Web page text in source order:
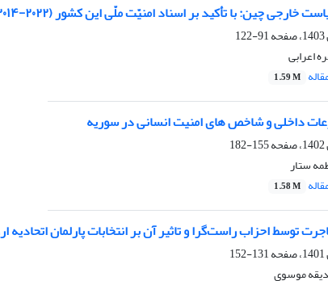
چین: با تأکید بر اسناد امنیّت ملّی این کشور (۲۰۲۲-۲۰۱۴)
91-122
اعرابی
1.59 M
داخلی و شاخص های امنیت انسانی در سوریه
155-182
ستار
1.58 M
احزاب راست‌گرا و تاثیر آن بر انتخابات پارلمان اتحادیه اروپا ( ۲۰۱۹ـ
131-152
موسوی